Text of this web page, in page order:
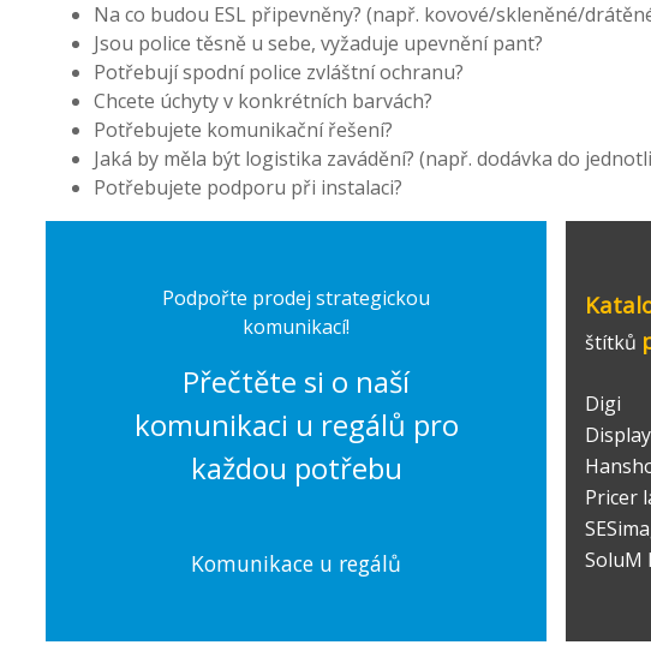
Na co budou ESL připevněny? (např. kovové/skleněné/
Jsou police těsně u sebe, vyžaduje upevnění pant?
Potřebují spodní police zvláštní ochranu?
Chcete úchyty v konkrétních barvách?
Potřebujete komunikační řešení?
Jaká by měla být logistika zavádění? (např. dodávka do
Potřebujete podporu při instalaci?
Podpořte prodej strategickou
komunikací!
Přečtěte si o naší
komunikaci u regálů pro
každou potřebu
Komunikace u regálů
štítků
Digi
Pricer
SoluM